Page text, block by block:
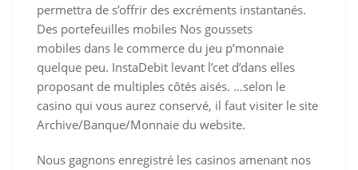
permettra de s’offrir des excréments instantanés.
Des portefeuilles mobiles Nos goussets
mobiles dans le commerce du jeu p’monnaie
quelque peu. InstaDebit levant l’cet d’dans elles
proposant de multiples côtés aisés. …selon le
casino qui vous aurez conservé, il faut visiter le site
Archive/Banque/Monnaie du website.
Nous gagnons enregistré les casinos amenant nos